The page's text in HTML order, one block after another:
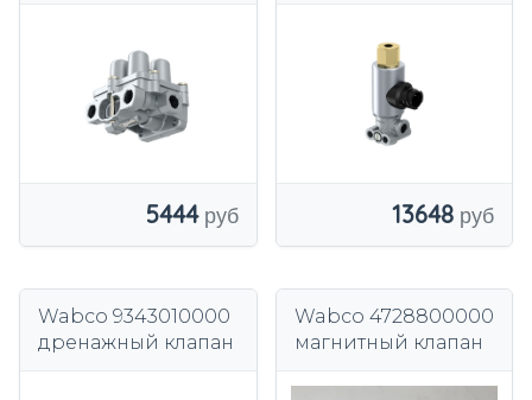
5444 13648
Wabco 9343010000
дренажный клапан
Wabco 4728800000
магнитный клапан